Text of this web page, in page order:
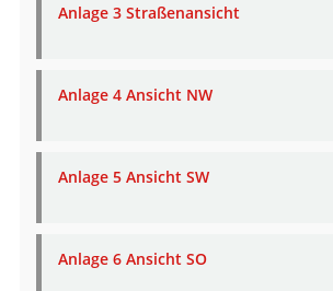
Anlage 3 Straßenansicht
Anlage 4 Ansicht NW
Anlage 5 Ansicht SW
Anlage 6 Ansicht SO